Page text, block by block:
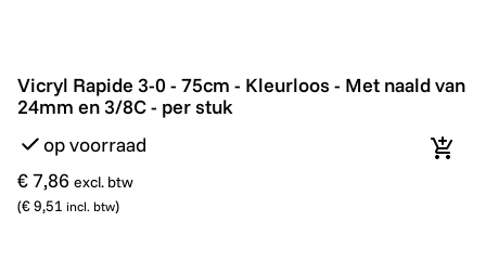
Vicryl Rapide 3-0 - 75cm - Kleurloos - Met naald van
Vicryl Rapide 3-0 - 75cm - Kleurloos - Met naald van
24mm en 3/8C - per stuk
op voorraad
€ 7,86 excl. btw
(€ 9,51 incl. btw)
In